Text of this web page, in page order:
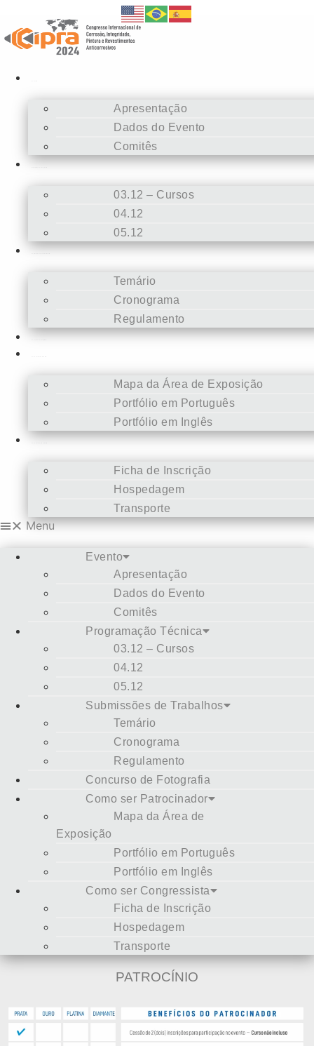
Apresentação
Dados do Evento
Comitês
03.12 – Cursos
04.12
05.12
Temário
Cronograma
Regulamento
Mapa da Área de Exposição
Portfólio em Português
Portfólio em Inglês
Ficha de Inscrição
Hospedagem
Transporte
Menu
Evento
Apresentação
Dados do Evento
Comitês
Programação Técnica
03.12 – Cursos
04.12
05.12
Submissões de Trabalhos
Temário
Cronograma
Regulamento
Concurso de Fotografia
Como ser Patrocinador
Mapa da Área de
Exposição
Portfólio em Português
Portfólio em Inglês
Como ser Congressista
Ficha de Inscrição
Hospedagem
Transporte
PATROCÍNIO